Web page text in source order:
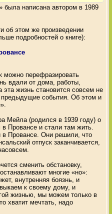
была написана автором в 1989
об этом же произведении
подробностей о книге):
можно перефразировать
вдали от дома, работы,
эта жизнь становится совсем не
предыдущие события. Об этом и
Мейла (родился в 1939 году) о
Провансе и стали там жить.
в Провансе. Они решили, что
отпуск заканчивается,
сменить обстановку,
многие «но»:
внутренняя боязнь, и
к своему дому, и
жизнью, мы можем только в
хватит мечтать, надо